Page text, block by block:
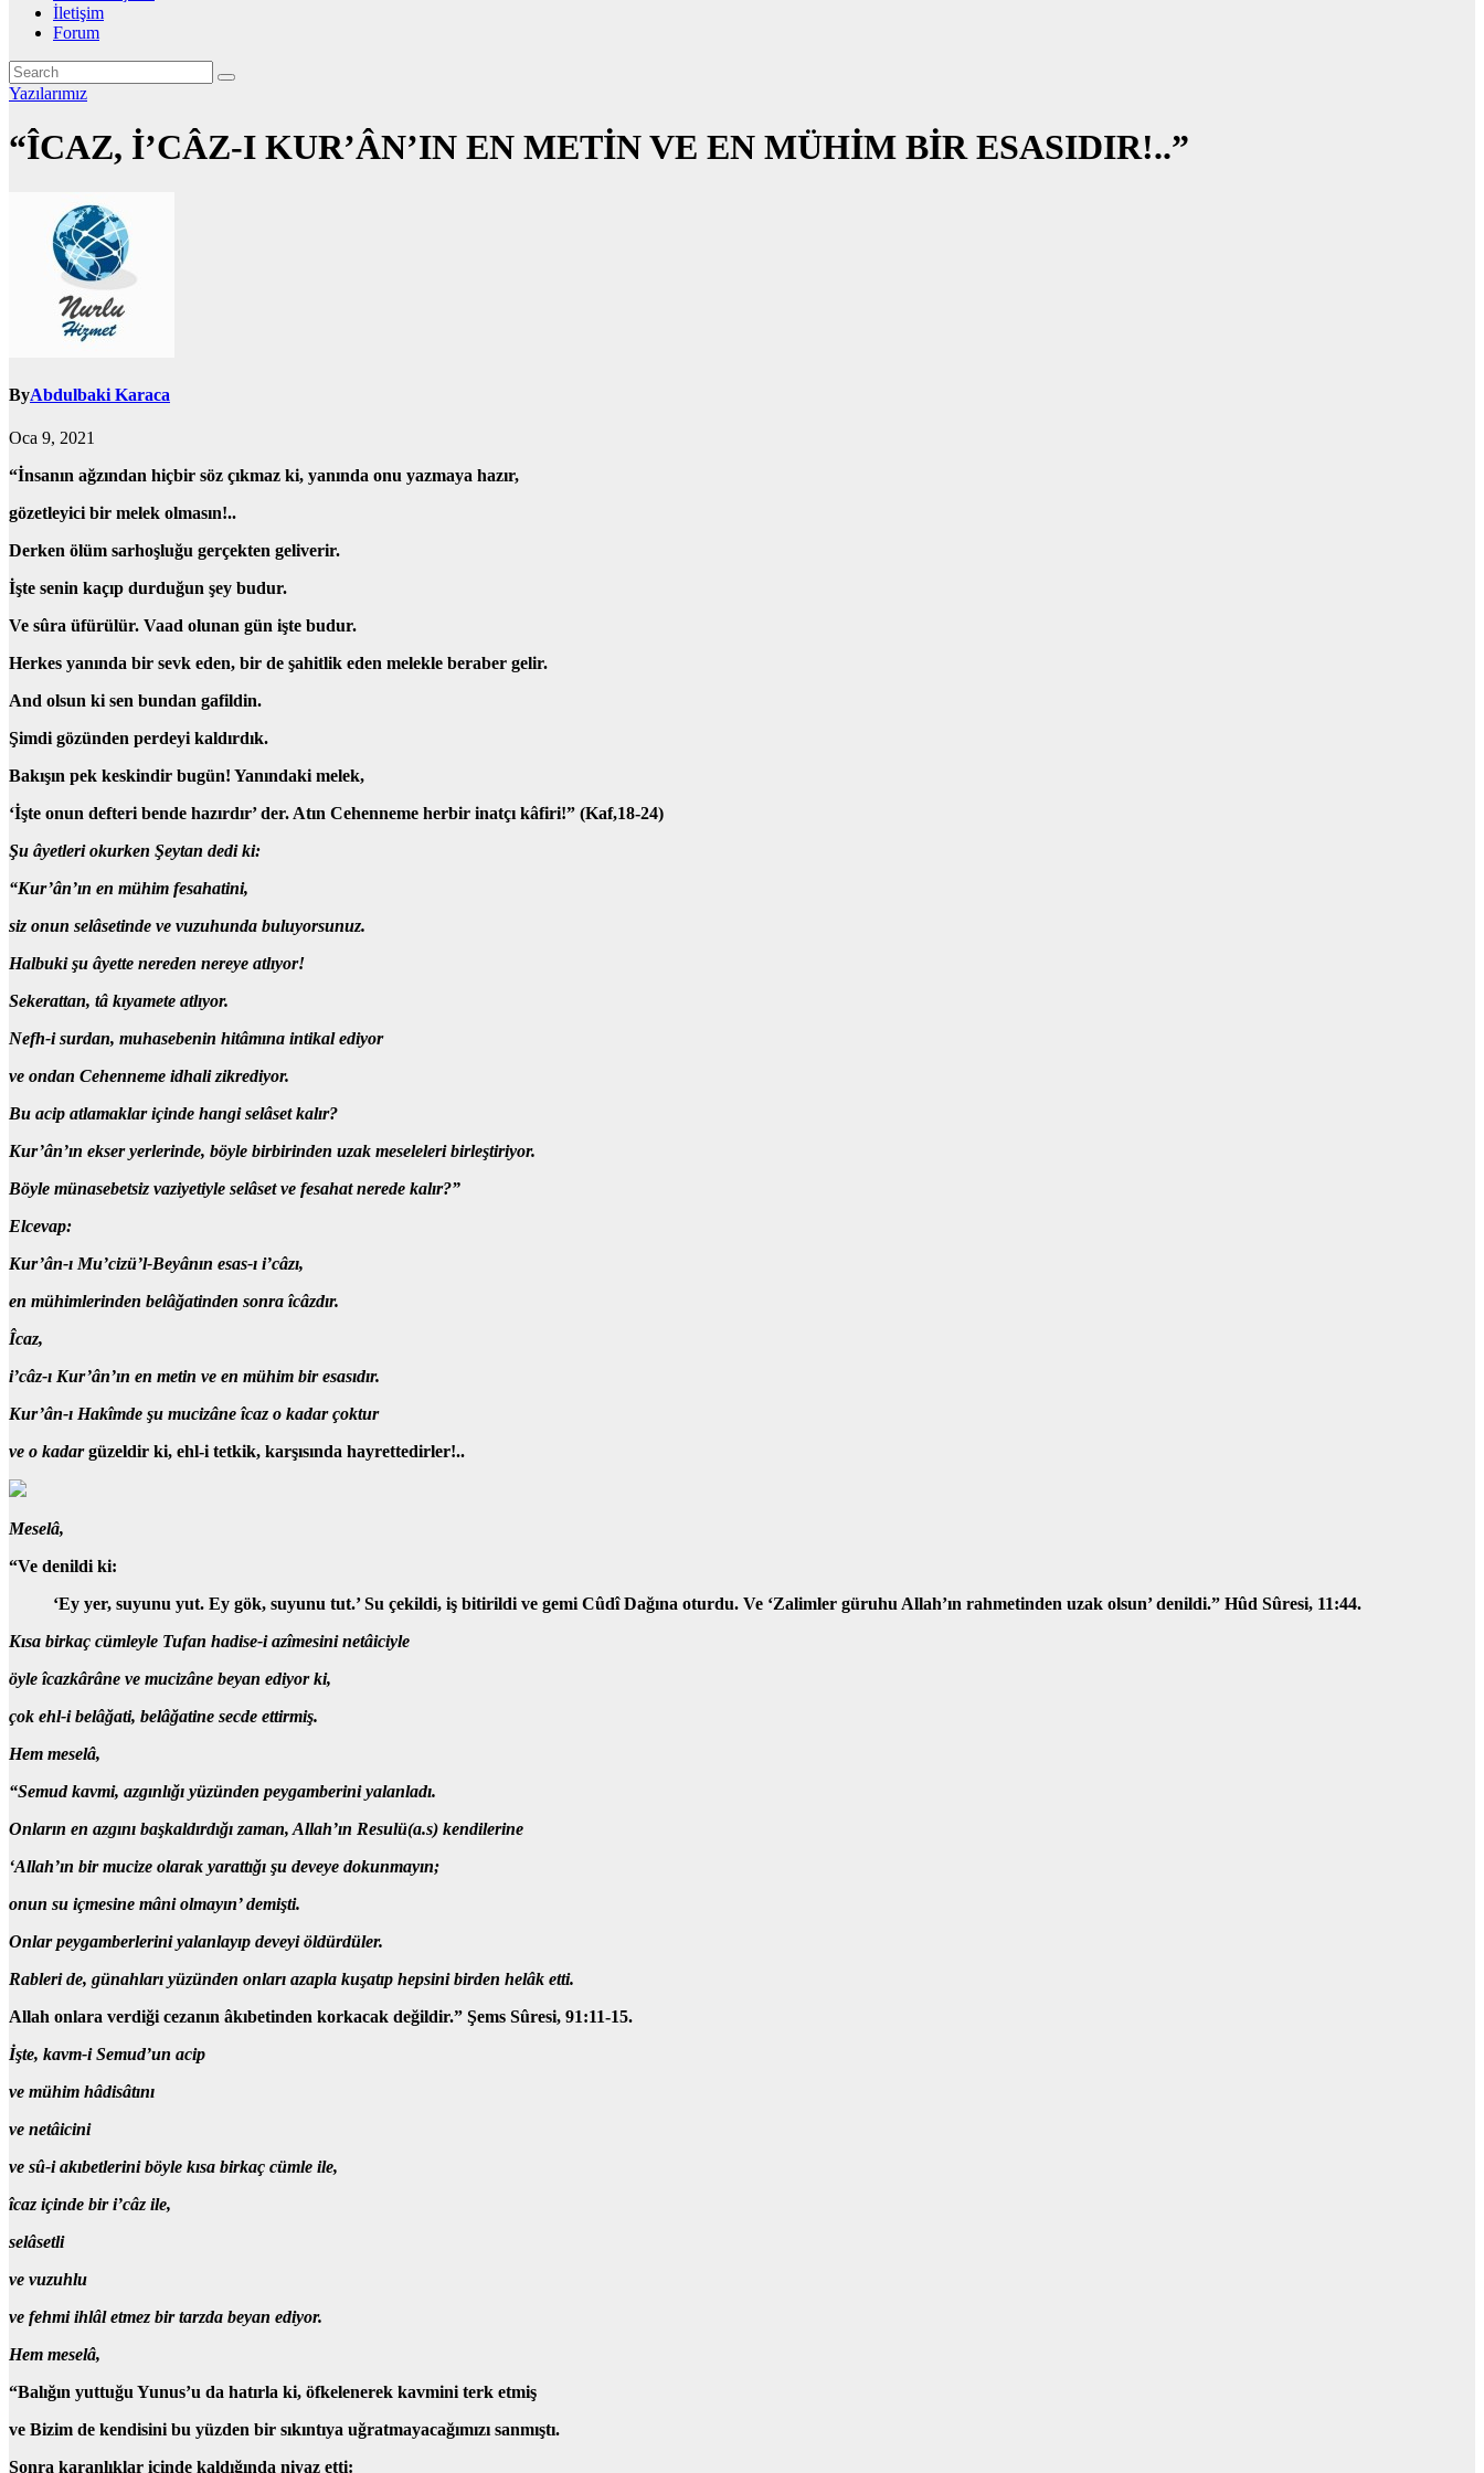
İletişim
Forum
Yazılarımız
“ÎCAZ, İ’CÂZ-I KUR’ÂN’IN EN METİN VE EN MÜHİM BİR ESASIDIR!..”
ByAbdulbaki Karaca
Oca 9, 2021
“İnsanın ağzından hiçbir söz çıkmaz ki, yanında onu yazmaya hazır,
gözetleyici bir melek olmasın!..
Derken ölüm sarhoşluğu gerçekten geliverir.
İşte senin kaçıp durduğun şey budur.
Ve sûra üfürülür. Vaad olunan gün işte budur.
Herkes yanında bir sevk eden, bir de şahitlik eden melekle beraber gelir.
And olsun ki sen bundan gafildin.
Şimdi gözünden perdeyi kaldırdık.
Bakışın pek keskindir bugün! Yanındaki melek,
‘İşte onun defteri bende hazırdır’der. Atın Cehenneme herbir inatçı kâfiri!” (Kaf,18-24)
Şu âyetleri okurken Şeytan dedi ki:
“Kur’ân’ın en mühim fesahatini,
siz onun selâsetinde ve vuzuhunda buluyorsunuz.
Halbuki şu âyette nereden nereye atlıyor!
Sekerattan, tâ kıyamete atlıyor.
Nefh-i surdan, muhasebenin hitâmına intikal ediyor
ve ondan Cehenneme idhali zikrediyor.
Bu acip atlamaklar içinde hangi selâset kalır?
Kur’ân’ın ekser yerlerinde, böyle birbirinden uzak meseleleri birleştiriyor.
Böyle münasebetsiz vaziyetiyle selâset ve fesahat nerede kalır?”
Elcevap:
Kur’ân-ı Mu’cizü’l-Beyânın esas-ı i’câzı,
en mühimlerinden belâğatinden sonra îcâzdır.
Îcaz,
i’câz-ı Kur’ân’ın en metin ve en mühim bir esasıdır.
Kur’ân-ı Hakîmde şu mucizâne îcaz o kadar çoktur
ve o kadargüzeldir ki, ehl-i tetkik, karşısında hayrettedirler!..
Meselâ,
“Ve denildi ki:
‘Ey yer, suyunu yut. Ey gök, suyunu tut.’ Su çekildi, iş bitirildi ve gemi Cûdî Dağına oturdu. Ve ‘Zalimler güruhu Allah’ın rahmetinden uzak olsun’ denildi.” Hûd Sûresi, 11:44.
Kısa birkaç cümleyle Tufan hadise-i azîmesini netâiciyle
öyle îcazkârâne ve mucizâne beyan ediyor ki,
çok ehl-i belâğati, belâğatine secde ettirmiş.
Hem meselâ,
“Semud kavmi, azgınlığı yüzünden peygamberini yalanladı.
Onların en azgını başkaldırdığı zaman, Allah’ın Resulü(a.s) kendilerine
‘Allah’ın bir mucize olarak yarattığı şu deveye dokunmayın;
onun su içmesine mâni olmayın’demişti.
Onlar peygamberlerini yalanlayıp deveyi öldürdüler.
Rableri de, günahları yüzünden onları azapla kuşatıp hepsini birden helâk etti.
Allah onlara verdiği cezanın âkıbetinden korkacak değildir.” Şems Sûresi, 91:11-15.
İşte, kavm-i Semud’un acip
ve mühim hâdisâtını
ve netâicini
ve sû-i akıbetlerini böyle kısa birkaç cümle ile,
îcaz içinde bir i’câz ile,
selâsetli
ve vuzuhlu
ve fehmi ihlâl etmez bir tarzda beyan ediyor.
Hem meselâ,
“Balığın yuttuğu Yunus’u da hatırla ki, öfkelenerek kavmini terk etmiş
ve Bizim de kendisini bu yüzden bir sıkıntıya uğratmayacağımızı sanmıştı.
Sonra karanlıklar içinde kaldığında niyaz etti: